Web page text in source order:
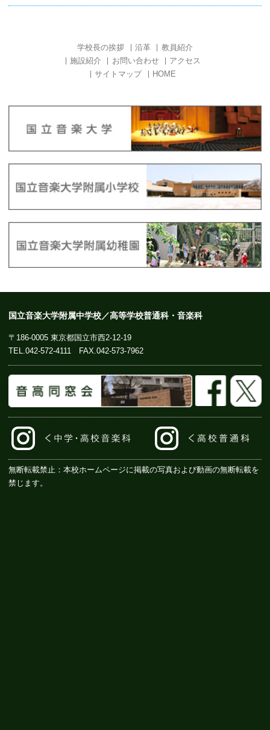
学校長の挨拶 沿革
教員紹介
施設紹介
お問い合わせ
アクセス
サイトマップ
HOME
国立音楽大学附属中学校／高等学校普通科・音楽科
〒186-0005 東京都国立市西2-12-19
TEL. 042-572-4111 FAX.042-573-7962
無断転載禁止：本校ホームページに掲載の写真および動画の無断転載を
禁じます。